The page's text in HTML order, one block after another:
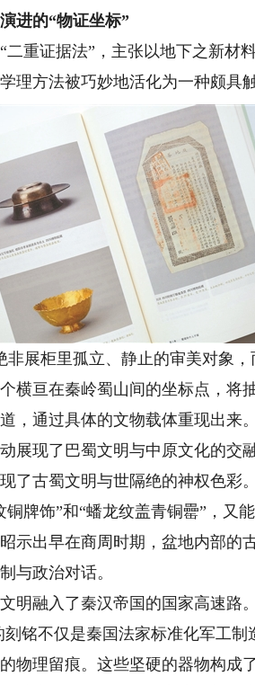
进的“物证坐标”
证据法”，主张以地下之新材
理方法被巧妙地活化为一种颇具
展柜里孤立、静止的审美对象，
横亘在秦岭蜀山间的坐标点，将
，通过具体的文物载体重现出来。
现了巴蜀文明与中原文化的交
了古蜀文明与世隔绝的神权色彩
牌饰”和“蟠龙纹盖青铜罍”，又
示出早在商周时期，盆地内部的
与政治对话。
融入了秦汉帝国的国家高速路
铭不仅是秦国法家标准化军工
物理留痕。这些坚硬的器物构成